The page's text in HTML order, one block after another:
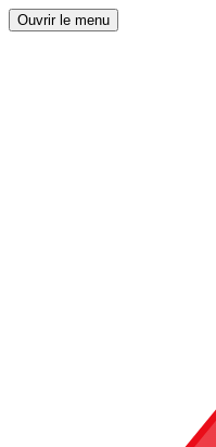
Ouvrir le menu